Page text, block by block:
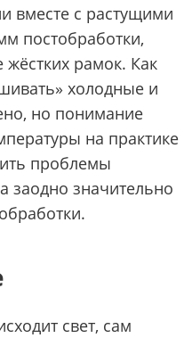
вместе с растущими
постобработки,
жёстких рамок. Как
холодные и
но понимание
на практике
проблемы
заодно значительно
свет, сам